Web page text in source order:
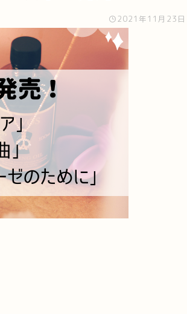
2021年11月23日